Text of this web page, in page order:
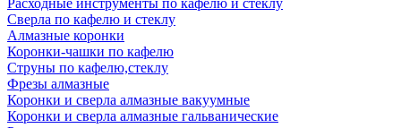
Расходные инструменты по кафелю и стеклу
Сверла по кафелю и стеклу
Алмазные коронки
Коронки-чашки по кафелю
Струны по кафелю,стеклу
Фрезы алмазные
Коронки и сверла алмазные вакуумные
Коронки и сверла алмазные гальванические